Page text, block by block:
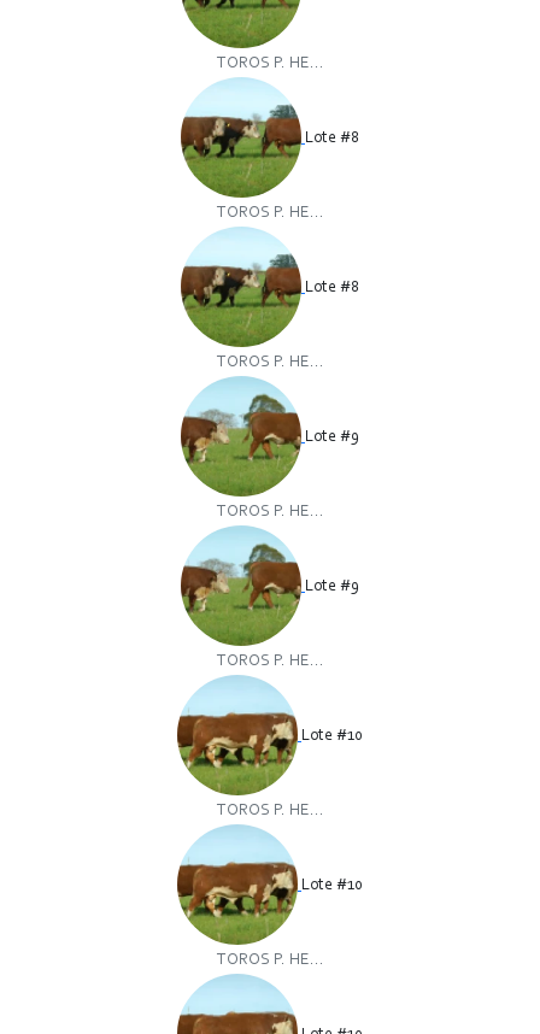
TOROS P. HE...
Lote #8
TOROS P. HE...
Lote #8
TOROS P. HE...
Lote #9
TOROS P. HE...
Lote #9
TOROS P. HE...
Lote #10
TOROS P. HE...
Lote #10
TOROS P. HE...